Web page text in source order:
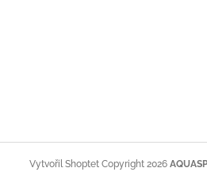
Vytvořil Shoptet Copyright 2026